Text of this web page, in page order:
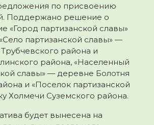
по присвоению
Поддержано решение о
«Город партизанской славы»
партизанской славы» —
района и
района, «Населенный
славы» — деревне Болотня
и «Поселок партизанской
Холмечи Суземского района.
будет вынесена на